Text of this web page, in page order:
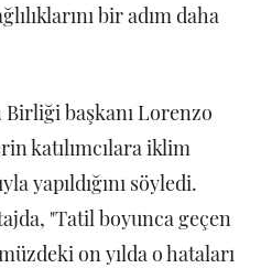
bir adım daha
Birliği başkanı Lorenzo
katılımcılara iklim
yapıldığını söyledi.
"Tatil boyunca geçen
on yılda o hataları